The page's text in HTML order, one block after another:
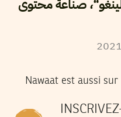
صناعة محتوى
2021
Nawaat est aussi sur